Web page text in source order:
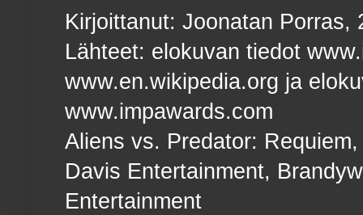
Kirjoittanut: Joonatan Porras,
Lähteet: elokuvan tiedot
www.en.wikipedia.org ja
www.impawards.com
Aliens vs. Predator:
Davis Entertainment,
Entertainment